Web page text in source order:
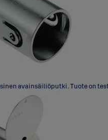
avainsäiliöputki. Tuote on